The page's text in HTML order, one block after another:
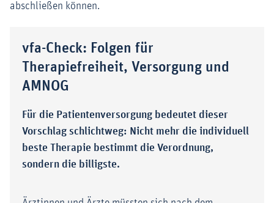
abschließen können.
vfa-Check: Folgen für
Therapiefreiheit, Versorgung und
AMNOG
Für die Patientenversorgung bedeutet dieser
Vorschlag schlichtweg: Nicht mehr die individuell
beste Therapie bestimmt die Verordnung,
sondern die billigste.